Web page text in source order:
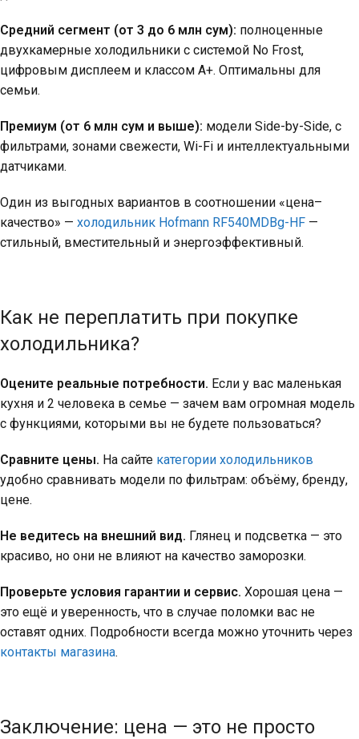
Средний сегмент (от 3 до 6 млн сум): полноценные
двухкамерные холодильники с системой No Frost,
цифровым дисплеем и классом A+. Оптимальны для
семьи.
Премиум (от 6 млн сум и выше): модели Side-by-Side, с
фильтрами, зонами свежести, Wi-Fi и интеллектуальными
датчиками.
Один из выгодных вариантов в соотношении «цена–
качество» — холодильник Hofmann RF540MDBg-HF —
стильный, вместительный и энергоэффективный.
Как не переплатить при покупке
холодильника?
Оцените реальные потребности. Если у вас маленькая
кухня и 2 человека в семье — зачем вам огромная модель
с функциями, которыми вы не будете пользоваться?
Сравните цены. На сайте категории холодильников
удобно сравнивать модели по фильтрам: объёму, бренду,
цене.
Не ведитесь на внешний вид. Глянец и подсветка — это
красиво, но они не влияют на качество заморозки.
Проверьте условия гарантии и сервис. Хорошая цена —
это ещё и уверенность, что в случае поломки вас не
оставят одних. Подробности всегда можно уточнить через
контакты магазина.
Заключение: цена — это не просто